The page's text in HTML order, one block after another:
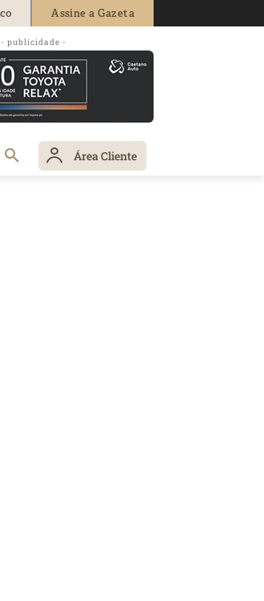
Assine a Gazeta
- publicidade -
Área Cliente